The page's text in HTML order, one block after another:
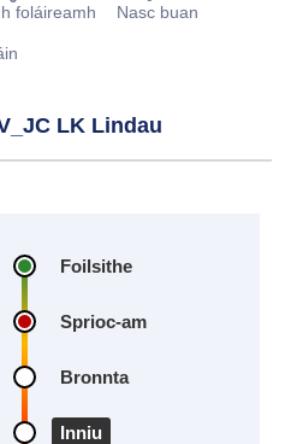
foláireamh Nasc buan
LK Lindau
Foilsithe
Sprioc‑am
Bronnta
Inniu